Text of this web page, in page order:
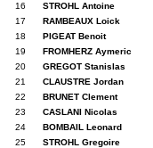
16
STROHL Antoine
17
RAMBEAUX Loick
18
PIGEAT Benoit
19
FROMHERZ Aymeric
20
GREGOT Stanislas
21
CLAUSTRE Jordan
22
BRUNET Clement
23
CASLANI Nicolas
24
BOMBAIL Leonard
25
STROHL Gregoire